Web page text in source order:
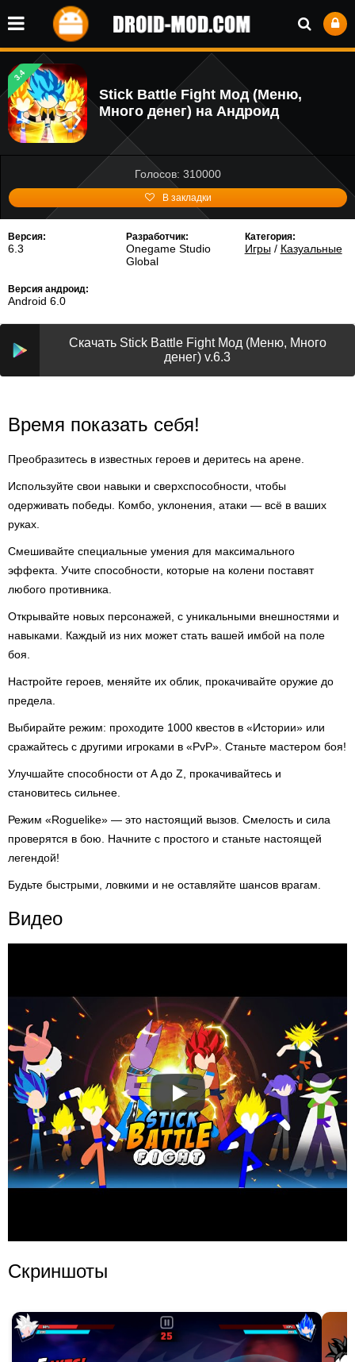
3.4
Stick Battle Fight Мод (Меню,
Много денег) на Андроид
Голосов: 310000
В закладки
Версия:
6.3
Разработчик:
Onegame Studio
Global
Категория:
Игры/ Казуальные
Версия андроид:
Android 6.0
Скачать Stick Battle Fight Мод (Меню, Много
денег) v.6.3
Время показать себя!
Преобразитесь в известных героев и деритесь на арене.
Используйте свои навыки и сверхспособности, чтобы
одерживать победы. Комбо, уклонения, атаки — всё в ваших
руках.
Смешивайте специальные умения для максимального
эффекта. Учите способности, которые на колени поставят
любого противника.
Открывайте новых персонажей, с уникальными внешностями и
навыками. Каждый из них может стать вашей имбой на поле
боя.
Настройте героев, меняйте их облик, прокачивайте оружие до
предела.
Выбирайте режим: проходите 1000 квестов в «Истории» или
сражайтесь с другими игроками в «PvP». Станьте мастером боя!
Улучшайте способности от A до Z, прокачивайтесь и
становитесь сильнее.
Режим «Roguelike» — это настоящий вызов. Смелость и сила
проверятся в бою. Начните с простого и станьте настоящей
легендой!
Будьте быстрыми, ловкими и не оставляйте шансов врагам.
Видео
Скриншоты